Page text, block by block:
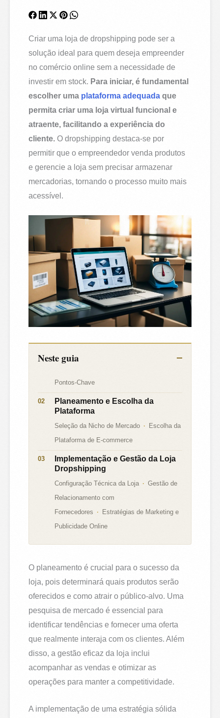
Criar uma loja de dropshipping pode ser a
solução ideal para quem deseja empreender
no comércio online sem a necessidade de
investir em stock. Para iniciar, é fundamental
escolher uma plataforma adequada que
permita criar uma loja virtual funcional e
atraente, facilitando a experiência do
cliente. O dropshipping destaca-se por
permitir que o empreendedor venda produtos
e gerencie a loja sem precisar armazenar
mercadorias, tornando o processo muito mais
acessível.
Neste guia
Pontos-Chave
Planeamento e Escolha da
Plataforma
Seleção da Nicho de Mercado
Escolha da
Plataforma de E-commerce
Implementação e Gestão da Loja
Dropshipping
Configuração Técnica da Loja
Gestão de
Relacionamento com
Fornecedores
Estratégias de Marketing e
Publicidade Online
O planeamento é crucial para o sucesso da
loja, pois determinará quais produtos serão
oferecidos e como atrair o público-alvo. Uma
pesquisa de mercado é essencial para
identificar tendências e fornecer uma oferta
que realmente interaja com os clientes. Além
disso, a gestão eficaz da loja inclui
acompanhar as vendas e otimizar as
operações para manter a competitividade.
A implementação de uma estratégia sólida